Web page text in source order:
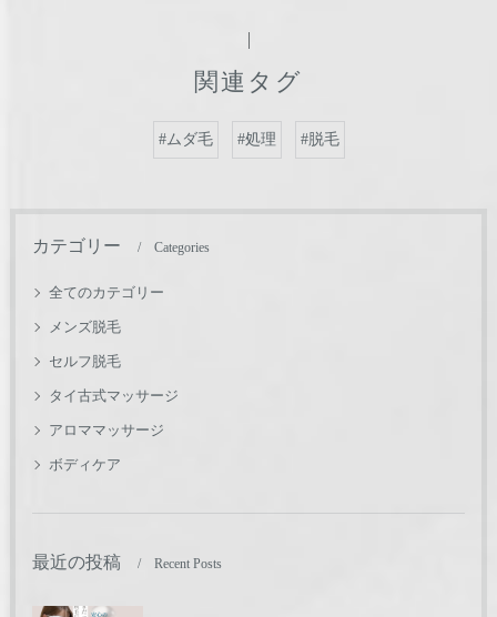
関連タグ
#ムダ毛 #処理 #脱毛
カテゴリー Categories
全てのカテゴリー
メンズ脱毛
セルフ脱毛
タイ古式マッサージ
アロママッサージ
ボディケア
最近の投稿 Recent Posts